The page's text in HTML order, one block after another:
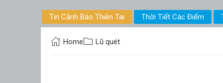
Tin Cảnh Báo Thiên Tai Thời Tiết Các Điểm
Home Lũ quét